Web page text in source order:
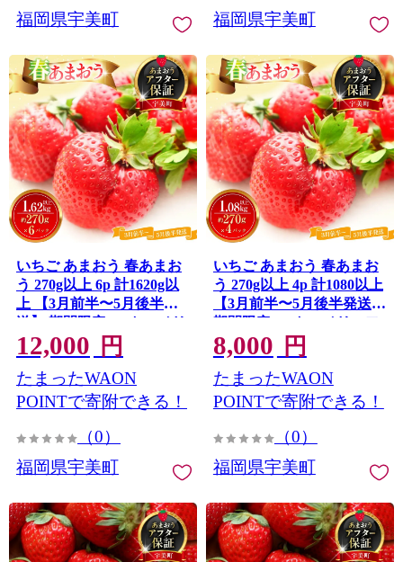
福岡県宇美町
福岡県宇美町
いちご あまおう 春あまお
う 270g以上 6p 計1620g以
上 【3月前半〜5月後半発
送】 期間限定 [ストロベリ
ーファーム 福岡県 宇美町
um40azp070007] 先行予約
イチゴ 苺 フルーツ 果物 果
実 甘い 小分け あまい 6パ
12,000 円
たまったWAON
POINTで寄附できる！
（0）
福岡県宇美町
いちご あまおう 春あまお
う 270g以上 4p 計1080以上
【3月前半〜5月後半発送】
期間限定 [ストロベリーフ
ァーム 福岡県 宇美町
um40azp070006] 先行予約
イチゴ 苺 フルーツ 果物 果
実 甘い 小分け あまい 4パ
8,000 円
たまったWAON
POINTで寄附できる！
（0）
福岡県宇美町